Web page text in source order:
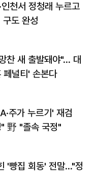
천서 정청래 누르고
도 완성
찬 새 출발돼야"… 대
페널티' 손본다
주가 누르기' 재검
野 "졸속 국정"
'빵집 회동' 전말…"정